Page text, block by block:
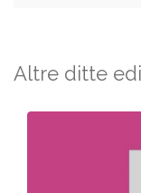
Altre ditte